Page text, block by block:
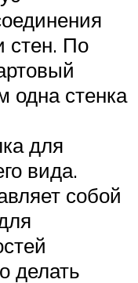
стен. По
одна стенка
для
вида.
собой
делать